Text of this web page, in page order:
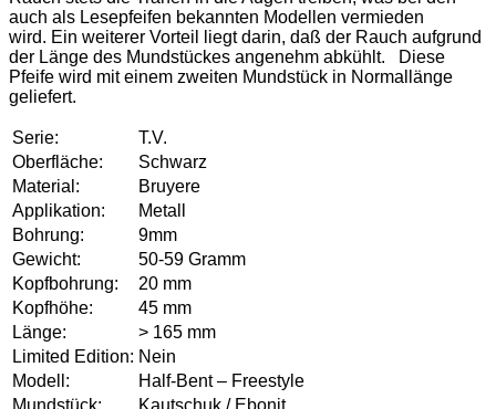
auch als Lesepfeifen bekannten Modellen vermieden
wird. Ein weiterer Vorteil liegt darin, daß der Rauch aufgrund
der Länge des Mundstückes angenehm abkühlt. Diese
Pfeife wird mit einem zweiten Mundstück in Normallänge
geliefert.
Serie:
T.V.
Oberfläche:
Schwarz
Material:
Bruyere
Applikation:
Metall
Bohrung:
9mm
Gewicht:
50-59 Gramm
Kopfbohrung:
20 mm
Kopfhöhe:
45 mm
Länge:
> 165 mm
Limited Edition: Nein
Modell:
Half-Bent – Freestyle